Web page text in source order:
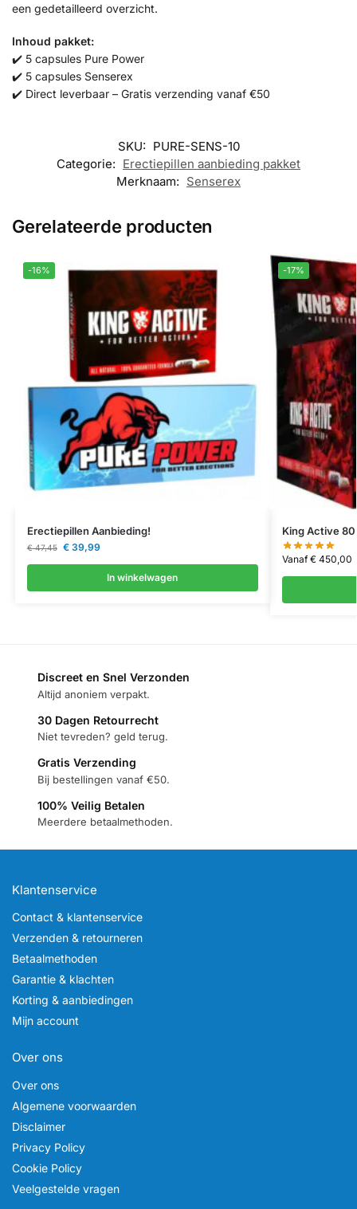
een gedetailleerd overzicht.
Inhoud pakket:
✔️ 5 capsules Pure Power
✔️ 5 capsules Senserex
✔️ Direct leverbaar – Gratis verzending vanaf €50
SKU: PURE-SENS-10
Categorie: Erectiepillen aanbieding pakket
Merknaam: Senserex
Gerelateerde producten
-16%
Erectiepillen Aanbieding!
€47,45 €39,99
In winkelwagen
-17%
King Active
Vanaf€450,00
Discreet en Snel Verzonden
Altijd anoniem verpakt.
30 Dagen Retourrecht
Niet tevreden? geld terug.
Gratis Verzending
Bij bestellingen vanaf €50.
100% Veilig Betalen
Meerdere betaalmethoden.
Klantenservice
Contact & klantenservice
Verzenden & retourneren
Betaalmethoden
Garantie & klachten
Korting & aanbiedingen
Mijn account
Over ons
Over ons
Algemene voorwaarden
Disclaimer
Privacy Policy
Cookie Policy
Veelgestelde vragen